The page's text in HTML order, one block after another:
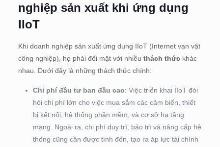
nghiệp sản xuất khi ứng dụng
IIoT
Khi doanh nghiệp sản xuất ứng dụng IIoT (Internet vạn vật
công nghiệp), họ phải đối mặt với nhiều thách thứckhác
nhau. Dưới đây là những thách thức chính:
Chi phí đầu tư ban đầu cao: Việc triển khai IIoT đòi
hỏi chi phí lớn cho việc mua sắm các cảm biến, thiết
bị kết nối, hệ thống phần mềm, và cơ sở hạ tầng
mạng. Ngoài ra, chi phí duy trì, bảo trì và nâng cấp hệ
thống cũng cần được tính đến, tạo ra áp lực tài chính